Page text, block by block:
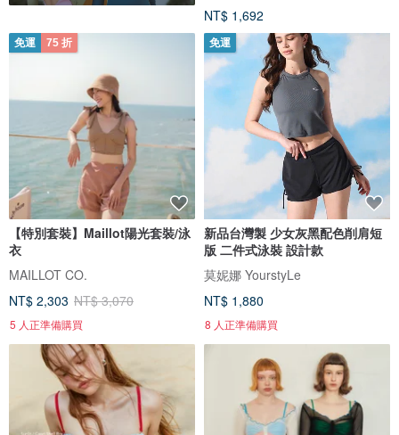
NT$ 1,692
免運 75 折
【特別套裝】Maillot陽光套裝/泳
衣
MAILLOT CO.
NT$ 2,303 NT$ 3,070
5 人正準備購買
免運
新品台灣製 少女灰黑配色削肩短
版 二件式泳裝 設計款
莫妮娜 YourstyLe
NT$ 1,880
8 人正準備購買